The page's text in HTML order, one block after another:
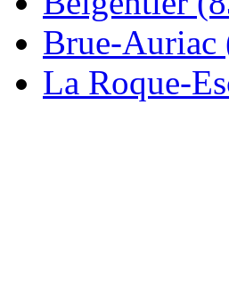
Brue-Auriac
La Roque-